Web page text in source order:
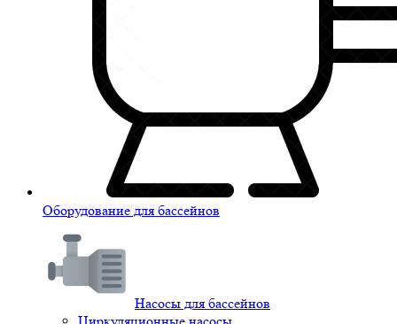
Оборудование для бассейнов
Насосы для бассейнов